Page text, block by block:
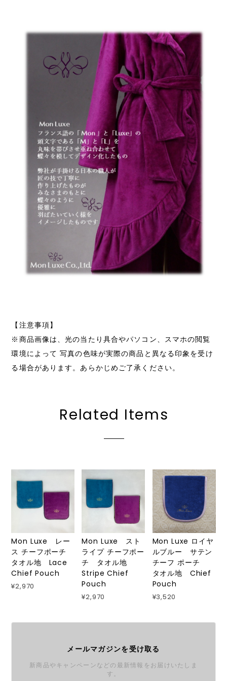
【注意事項】
※商品画像は、光の当たり具合やパソコン、スマホの閲覧
環境によって 写真の色味が実際の商品と異なる印象を受け
る場合があります。あらかじめご了承ください。
Related Items
Mon Luxe レー
ス チーフポーチ
タオル地 Lace
Chief Pouch
¥2,970
Mon Luxe スト
ライプ チーフポー
チ タオル地
Stripe Chief
Pouch
¥2,970
Mon Luxe ロイヤ
ルブルー サテン
チーフ ポーチ
タオル地 Chief
Pouch
¥3,520
メールマガジンを受け取る
新商品やキャンペーンなどの最新情報をお届けいたしま
す。